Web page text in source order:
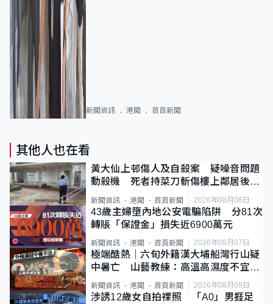
新聞資訊 港聞 首頁新聞
其他人也在看
黃大仙上邨傷人及自殺案 疑噪音問題
動殺機 死者持菜刀斬傷樓上鄰居後墮
新聞資訊 港聞 首頁新聞 2026年08月08日
43歲主婦墮內地公安電騙陷阱 分81次
轉賬「保證金」損失近6900萬元
新聞資訊 港聞 首頁新聞 2026年08月07日
極端酷熱｜六旬外籍漢大埔船灣行山疑
中暑亡 山藝教練：高溫高濕度不宜遠
足
新聞資訊 港聞 首頁新聞 2026年08月09日
涉誘12歲女自拍祼照 「A0」男捱足